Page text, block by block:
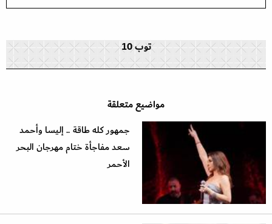
توب 10
مواضيع متعلقة
جمهور كله طاقة .. إليسا وأحمد
سعد مفاجأة ختام مهرجان البحر
الأحمر